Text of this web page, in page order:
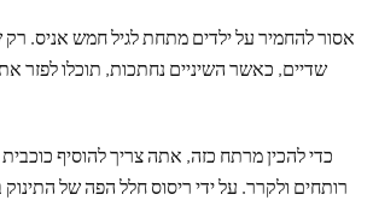
אסור להחמיר על ילדים מתחת לגיל חמש אניס.
שדיים, כאשר השיניים נחתכות, תוכלו לפזר
כדי להכין מרתח כזה, אתה צריך להוסיף
רותחים ולקרר. על ידי ריסוס חלל הפה של התינוק